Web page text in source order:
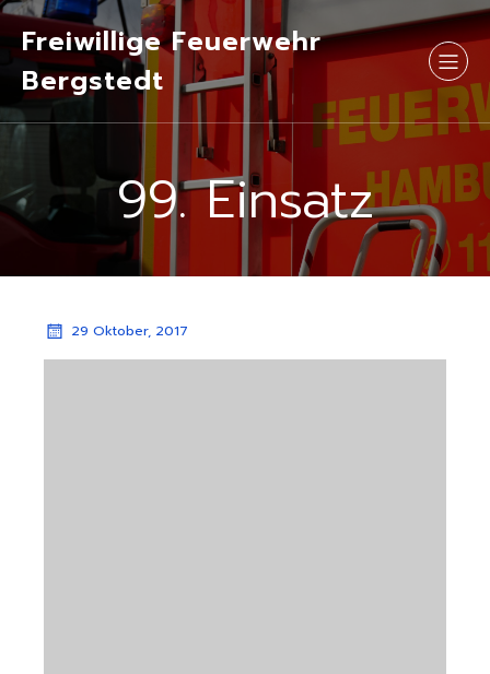
Freiwillige Feuerwehr
Bergstedt
99. Einsatz
29 Oktober, 2017